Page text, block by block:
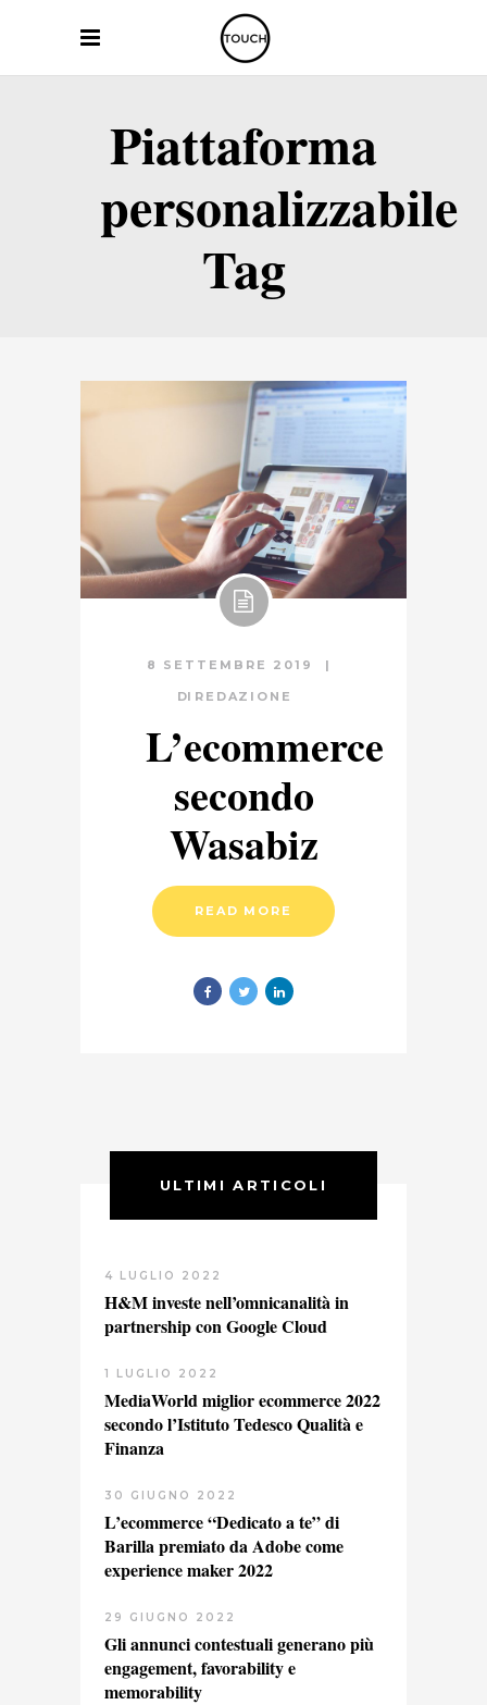
Piattaforma
personalizzabile
Tag
8 SETTEMBRE 2019
DI REDAZIONE
L’ecommerce
secondo
Wasabiz
READ MORE
ULTIMI ARTICOLI
4 LUGLIO 2022
H&M investe nell’omnicanalità in
partnership con Google Cloud
1 LUGLIO 2022
MediaWorld miglior ecommerce 2022
secondo l’Istituto Tedesco Qualità e
Finanza
30 GIUGNO 2022
L’ecommerce “Dedicato a te” di
Barilla premiato da Adobe come
experience maker 2022
29 GIUGNO 2022
Gli annunci contestuali generano più
engagement, favorability e
memorability